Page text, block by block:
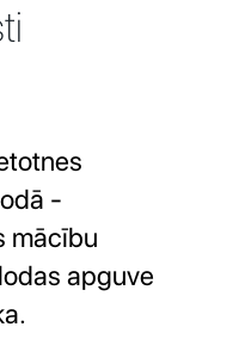
-
mācību
apguve